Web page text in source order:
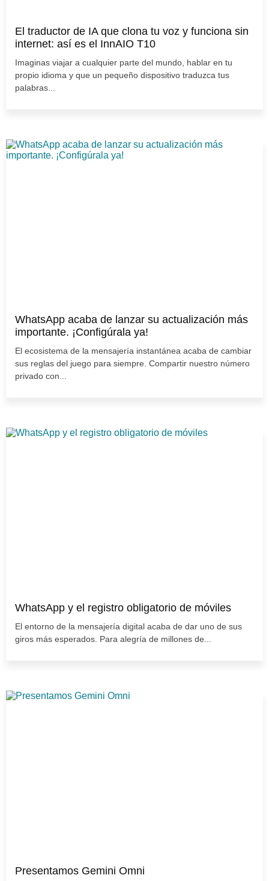
El traductor de IA que clona tu voz y funciona sin
internet: así es el InnAIO T10
Imaginas viajar a cualquier parte del mundo, hablar en tu
propio idioma y que un pequeño dispositivo traduzca tus
palabras...
WhatsApp acaba de lanzar su actualización más
importante. ¡Configúrala ya!
El ecosistema de la mensajería instantánea acaba de cambiar
sus reglas del juego para siempre. Compartir nuestro número
privado con...
WhatsApp y el registro obligatorio de móviles
El entorno de la mensajería digital acaba de dar uno de sus
giros más esperados. Para alegría de millones de...
Presentamos Gemini Omni